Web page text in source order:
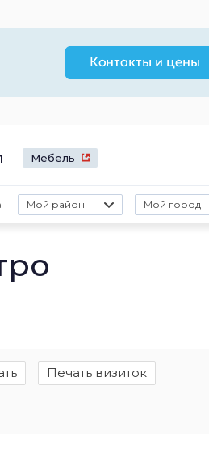
Мебель
Мой район Мой город
Печать визиток